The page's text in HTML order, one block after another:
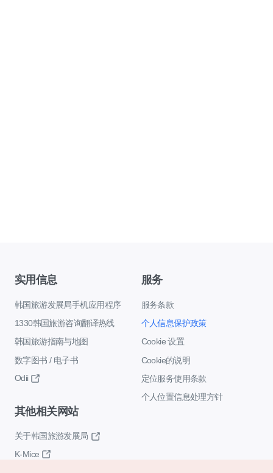
实用信息
韩国旅游发展局手机应用程序
1330韩国旅游咨询翻译热线
韩国旅游指南与地图
数字图书 / 电子书
Odii
服务
服务条款
个人信息保护政策
Cookie 设置
Cookie的说明
定位服务使用条款
个人位置信息处理方针
其他相关网站
关于韩国旅游发展局
K-Mice